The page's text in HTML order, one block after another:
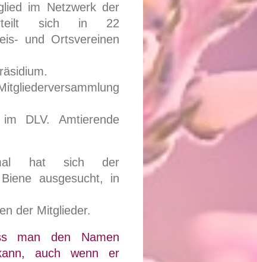
im Netzwerk der
sich in 22
und Ortsvereinen
DLV. Amtierende
hat sich der
ausgesucht, in
der Mitglieder.
man den Namen
auch wenn er